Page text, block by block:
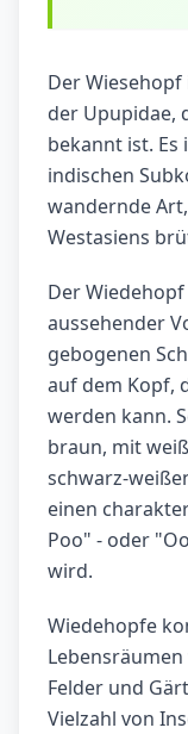
Der
der Upupidae,
bekannt ist. Es
indischen
wandernde
Westasiens
Der
aussehender
gebogenen
auf dem Kopf,
werden kann.
braun, mit
schwarz-
einen
Poo" - oder
wird.
Wiedehopfe
Lebensräumen
Felder und
Vielzahl von